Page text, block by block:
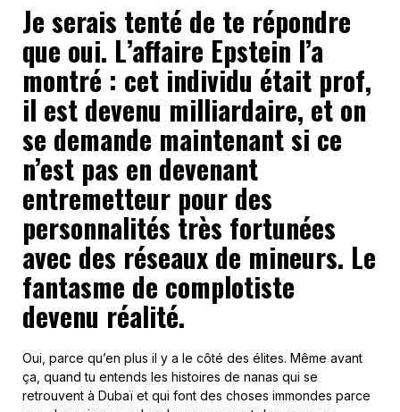
Je serais tenté de te répondre
que oui. L’affaire Epstein l’a
montré : cet individu était prof,
il est devenu milliardaire, et on
se demande maintenant si ce
n’est pas en devenant
entremetteur pour des
personnalités très fortunées
avec des réseaux de mineurs. Le
fantasme de complotiste
devenu réalité.
Oui, parce qu’en plus il y a le côté des élites. Même avant
ça, quand tu entends les histoires de nanas qui se
retrouvent à Dubaï et qui font des choses immondes parce